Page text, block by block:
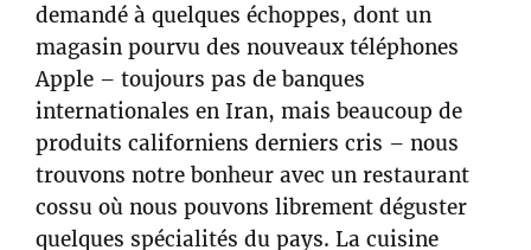
demandé à quelques échoppes, dont un
magasin pourvu des nouveaux téléphones
Apple – toujours pas de banques
internationales en Iran, mais beaucoup de
produits californiens derniers cris – nous
trouvons notre bonheur avec un restaurant
cossu où nous pouvons librement déguster
quelques spécialités du pays. La cuisine